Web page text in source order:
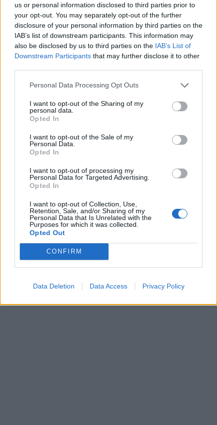
us or personal information disclosed to third parties prior to
your opt-out. You may separately opt-out of the further
disclosure of your personal information by third parties on the
IAB’s list of downstream participants. This information may
also be disclosed by us to third parties on the IAB’s List of
Downstream Participants that may further disclose it to other
Personal Data Processing Opt Outs
I want to opt-out of the Sharing of my
personal data.
Opted In
I want to opt-out of the Sale of my
Personal Data.
Opted In
I want to opt-out of processing my
Personal Data for Targeted Advertising.
Opted In
I want to opt-out of Collection, Use,
Retention, Sale, and/or Sharing of my
Personal Data that Is Unrelated with the
Purposes for which it was collected.
Opted Out
CONFIRM
Data Deletion Data Access Privacy Policy
00:00
Leonardo Maria Del Vecchio dall'ex compagna
in ospedale. Le dichiarazioni ai giornalisti